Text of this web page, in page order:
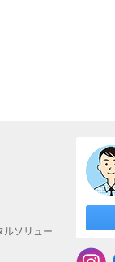
ルソリュー